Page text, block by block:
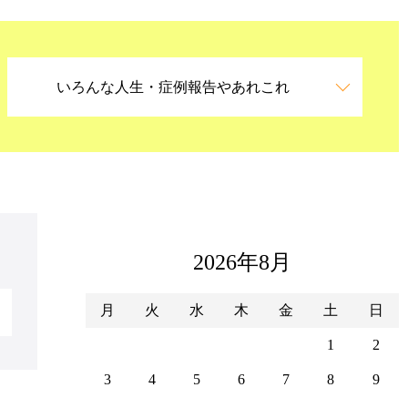
いろんな人生・症例報告やあれこれ
2026年8月
月 火 水 木 金 土 日
1 2
3 4 5 6 7 8 9